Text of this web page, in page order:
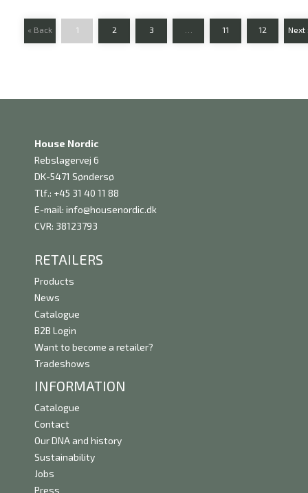
« Back 1 2 3 11 12 Next
House Nordic
Rebslagervej 6
DK-5471 Søndersø
Tlf.: +45 31 40 11 88
E-mail: info@housenordic.dk
CVR: 38123793
RETAILERS
Products
News
Catalogue
B2B Login
Want to become a retailer?
Tradeshows
INFORMATION
Catalogue
Contact
Our DNA and history
Sustainability
Jobs
Press